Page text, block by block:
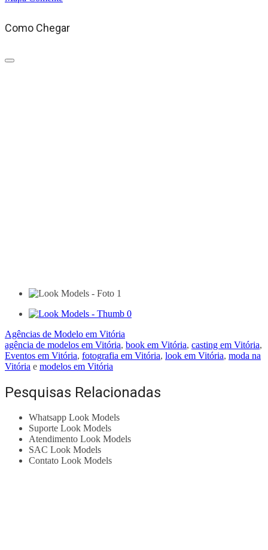
Como Chegar
Agências de Modelo em Vitória
agência de modelos em Vitória, book em Vitória, casting em Vitória,
Eventos em Vitória, fotografia em Vitória, look em Vitória, moda na
Vitória e modelos em Vitória
Pesquisas Relacionadas
Whatsapp Look Models
Suporte Look Models
Atendimento Look Models
SAC Look Models
Contato Look Models